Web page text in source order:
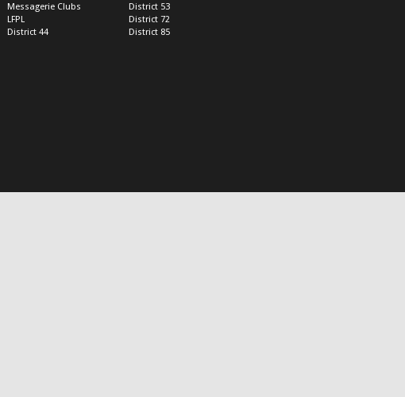
Messagerie Clubs
LFPL
District 44
District 53
District 72
District 85